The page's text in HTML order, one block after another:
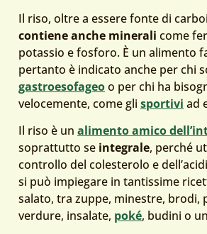
Il riso, oltre a essere fonte di
contiene anche minerali come
potassio e fosforo. È un alimento
pertanto è indicato anche per chi
gastroesofageoo per chi ha
velocemente, come gli sportivi ad
Il riso è un alimento amico
soprattutto se integrale, perché
controllo del colesterolo e
si può impiegare in tantissime
salato, tra zuppe, minestre, brodi,
verdure, insalate, poké, budini o